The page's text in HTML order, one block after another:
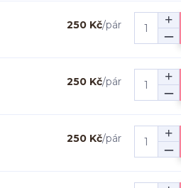
250 Kč/pár
250 Kč/pár
250 Kč/pár